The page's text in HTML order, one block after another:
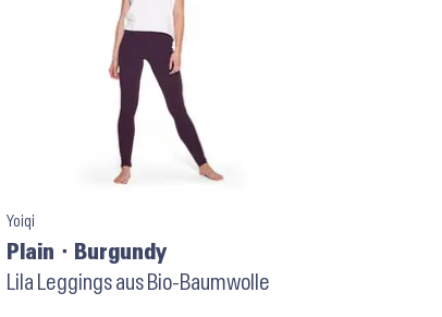
Yoiqi
Plain ⬝ Burgundy
Lila Leggings aus Bio-Baumwolle